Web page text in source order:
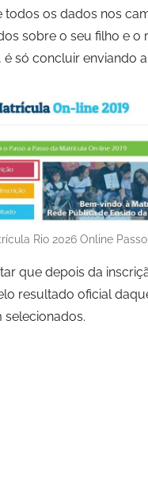
todos os dados nos
sobre o seu filho e o
é só concluir enviando
Rio 2026 Online
que depois da
resultado oficial
selecionados.